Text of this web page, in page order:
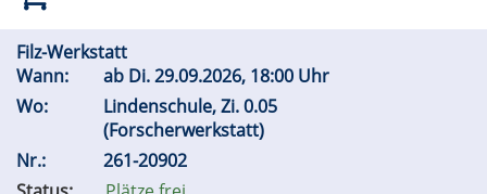
Filz-Werkstatt
Wann:
ab Di.29.09.2026, 18:00 Uhr
Wo:
Lindenschule, Zi. 0.05
(Forscherwerkstatt)
Nr.:
261-20902